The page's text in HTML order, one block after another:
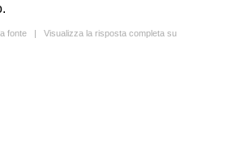
fonte | Visualizza la risposta completa su